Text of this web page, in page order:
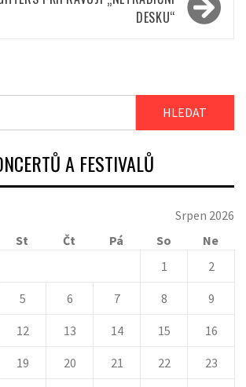
DESKU“
A FESTIVALŮ
Srpen 2026
St Čt Pá So
Ne
1
2
5 6 7 8 9
12 13 14 15 16
19 20 21 22 23